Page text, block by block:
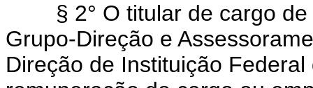
§ 2° O titular de cargo
Grupo-Direção e
Direção de Instituição